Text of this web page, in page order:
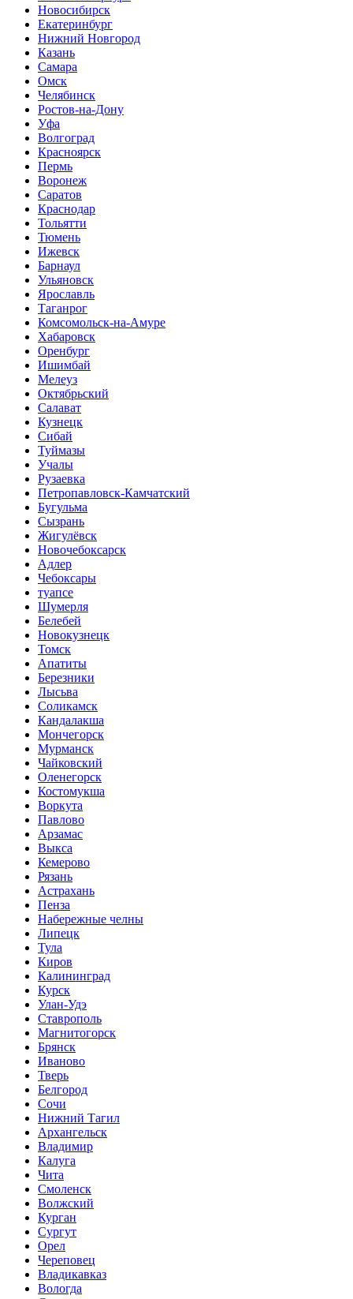
Новосибирск
Екатеринбург
Нижний Новгород
Казань
Самара
Омск
Челябинск
Ростов-на-Дону
Уфа
Волгоград
Красноярск
Пермь
Воронеж
Саратов
Краснодар
Тольятти
Тюмень
Ижевск
Барнаул
Ульяновск
Ярославль
Таганрог
Комсомольск-на-Амуре
Хабаровск
Оренбург
Ишимбай
Мелеуз
Октябрьский
Салават
Кузнецк
Сибай
Туймазы
Учалы
Рузаевка
Петропавловск-Камчатский
Бугульма
Сызрань
Жигулёвск
Новочебоксарск
Адлер
Чебоксары
туапсе
Шумерля
Белебей
Новокузнецк
Томск
Апатиты
Березники
Лысьва
Соликамск
Кандалакша
Мончегорск
Мурманск
Чайковский
Оленегорск
Костомукша
Воркута
Павлово
Арзамас
Выкса
Кемерово
Рязань
Астрахань
Пенза
Набережные челны
Липецк
Тула
Киров
Калининград
Курск
Улан-Удэ
Ставрополь
Магнитогорск
Брянск
Иваново
Тверь
Белгород
Сочи
Нижний Тагил
Архангельск
Владимир
Калуга
Чита
Смоленск
Волжский
Курган
Сургут
Орел
Череповец
Владикавказ
Вологда